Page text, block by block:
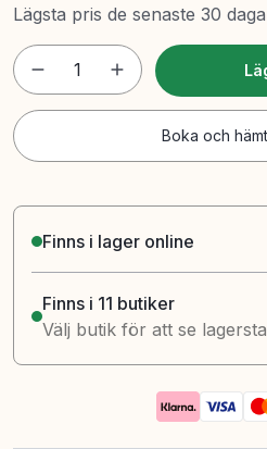
Lägsta pris de senaste 30
1
Boka och
Finns i lager online
Finns i 11 butiker
Välj butik för att se